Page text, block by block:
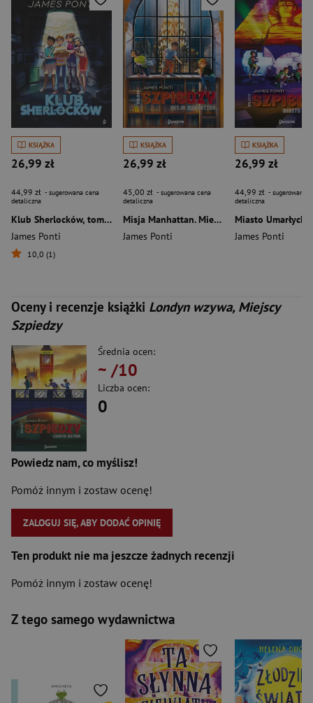
KSIĄŻKA
26,99 zł
44,99 zł - sugerowana cena
detaliczna
Klub Sherlocków, tom 1
James Ponti
10,0 (1)
KSIĄŻKA
26,99 zł
45,00 zł - sugerowana cena
detaliczna
Misja Manhattan. Miejscy Szpiedzy
James Ponti
KSIĄŻKA
26,99 zł
44,99 zł - sugerowana
detaliczna
James Ponti
Oceny i recenzje książki Londyn wzywa, Miejscy
Szpiedzy
Średnia ocen:
~ /10
Liczba ocen:
0
Powiedz nam, co myślisz!
Pomóż innym i zostaw ocenę!
ZALOGUJ SIĘ, ABY DODAĆ OPINIĘ
Ten produkt nie ma jeszcze żadnych recenzji
Pomóż innym i zostaw ocenę!
Z tego samego wydawnictwa